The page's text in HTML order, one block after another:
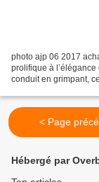
photo ajp 06 2017
prolifique à
conduit en grimpant,
< Page
Hébergé par